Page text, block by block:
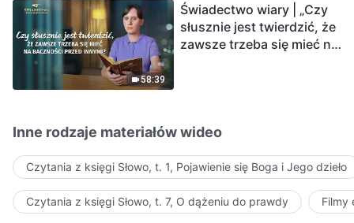
58:39
Świadectwo wiary | „Czy
słusznie jest twierdzić, że
zawsze trzeba się mieć na
Inne rodzaje materiałów wideo
Czytania z księgi Słowo, t. 1, Pojawienie się Boga i Jego dzieło
Czytania z księgi Słowo, t. 7, O dążeniu do prawdy Filmy